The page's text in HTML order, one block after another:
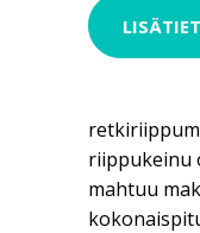
riippukeinu
mahtuu